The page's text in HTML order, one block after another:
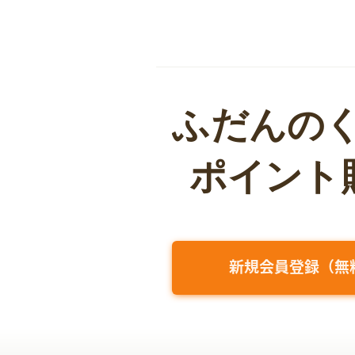
新規会員登録（無